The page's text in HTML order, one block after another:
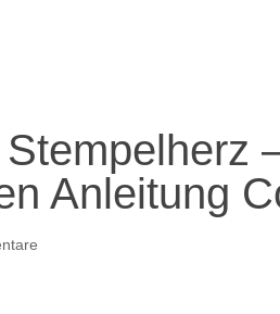
Anleitung